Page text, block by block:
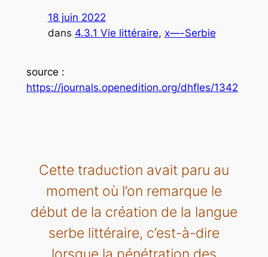
18 juin 2022
dans 4.3.1 Vie littéraire, x—-Serbie
source :
https://journals.openedition.org/dhfles/1342
Cette traduction avait paru au
moment où l’on remarque le
début de la création de la langue
serbe littéraire, c’est-à-dire